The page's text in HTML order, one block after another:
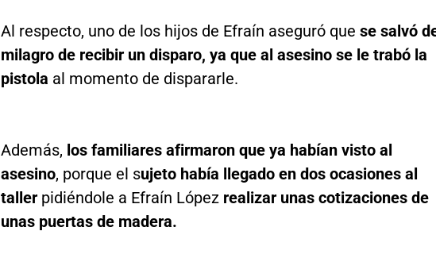
Al respecto, uno de los hijos de Efraín aseguró que se salvó
milagro de recibir un disparo, ya que al asesino se le trabó la
pistola al momento de dispararle.
Además, los familiares afirmaron que ya habían visto al
asesino, porque el sujeto había llegado en dos ocasiones al
tallerpidiéndole a Efraín López realizar unas cotizaciones de
unas puertas de madera.